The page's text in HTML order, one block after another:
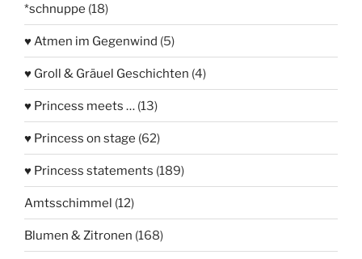
*schnuppe (18)
♥ Atmen im Gegenwind (5)
♥ Groll & Gräuel Geschichten (4)
♥ Princess meets … (13)
♥ Princess on stage (62)
♥ Princess statements (189)
Amtsschimmel (12)
Blumen & Zitronen (168)